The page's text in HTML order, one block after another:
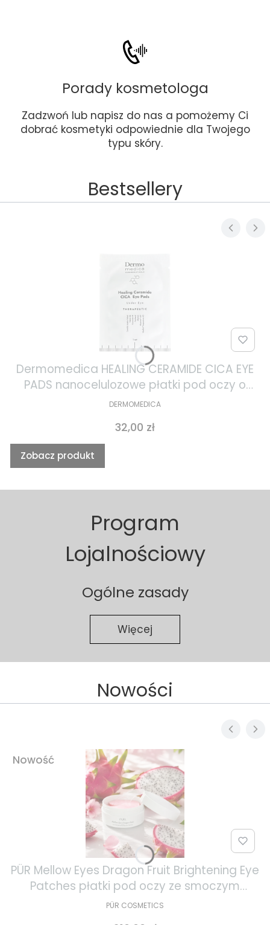
Porady kosmetologa
Zadzwoń lub napisz do nas a pomożemy Ci
dobrać kosmetyki odpowiednie dla Twojego
typu skóry.
Bestsellery
Dermomedica HEALING CERAMIDE CICA EYE
PADS nanocelulozowe płatki pod oczy o
działaniu gojącym i przeciwstarzeniowym
DERMOMEDICA
Cena
32,00 zł
Zobacz produkt
Program
Lojalnościowy
Ogólne zasady
Więcej
Nowości
Nowość
PÜR Mellow Eyes Dragon Fruit Brightening Eye
Patches płatki pod oczy ze smoczym
owocem 30 par
PÜR COSMETICS